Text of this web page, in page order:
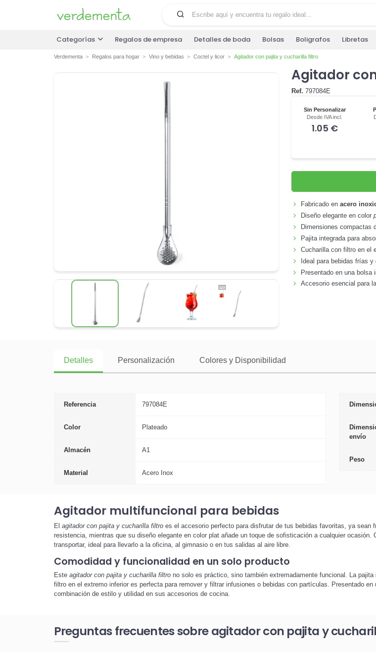
Categorías Regalos de empresa Detalles de boda Bolsas Boligrafos Libretas
Verdementa Regalos para hogar Vino y bebidas Coctel y licor Agitador con pajita y cucharilla filtro
Agitador
Ref. 797084E
Sin Personalizar
Desde IVA incl.
1.05 €
Fabricado enacero
Diseño elegante en color
Dimensiones compactas
Pajita integrada para
Cucharilla con filtro en el
Ideal para bebidas frías y
Presentado en una bolsa
Accesorio esencial para
Detalles Personalización Colores y Disponibilidad
Referencia 797084E
Color Plateado
Almacén A1
Material Acero Inox
envío
Peso
Agitador multifuncional para bebidas
El agitador con pajita y cucharilla filtroes el accesorio perfecto para disfrutar de tus bebidas favoritas, ya sean
resistencia, mientras que su diseño elegante en color plat añade un toque de sofisticación a cualquier
transportar, ideal para llevarlo a la oficina, al gimnasio o en tus salidas al aire libre.
Comodidad y funcionalidad en un solo producto
Este agitador con pajita y cucharilla filtrono solo es práctico, sino también extremadamente funcional. La
filtro en el extremo inferior es perfecta para remover y filtrar infusiones o bebidas con partículas. Presentado
combinación de estilo y utilidad en sus accesorios de cocina.
Preguntas frecuentes sobre agitador con pajita y